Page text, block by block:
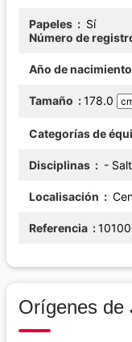
Papeles
Sí
Número de
Año de nacimiento
Tamaño 178.0
Categorías de
Disciplinas -
Localisación
Referencia
Orígenes de